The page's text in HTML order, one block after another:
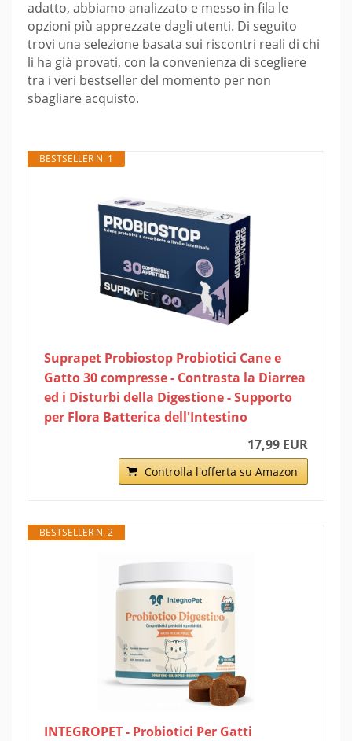
adatto, abbiamo analizzato e messo in fila le
opzioni più apprezzate dagli utenti. Di seguito
trovi una selezione basata sui riscontri reali di chi
li ha già provati, con la convenienza di scegliere
tra i veri bestseller del momento per non
sbagliare acquisto.
BESTSELLER N. 1
Suprapet Probiostop Probiotici Cane e
Gatto 30 compresse - Contrasta la Diarrea
ed i Disturbi della Digestione - Supporto
per Flora Batterica dell'Intestino
17,99 EUR
Controlla l'offerta su Amazon
BESTSELLER N. 2
INTEGROPET - Probiotici Per Gatti